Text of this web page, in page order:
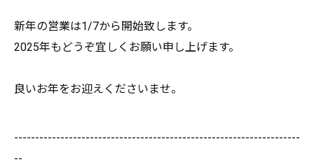
新年の営業は1/7から開始致します。
2025年もどうぞ宜しくお願い申し上げます。
良いお年をお迎えくださいませ。
--------------------------------------------------------------------
--